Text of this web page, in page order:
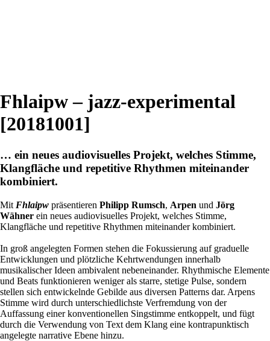
Fhlaipw – jazz-experimental
[20181001]
… ein neues audiovisuelles Projekt, welches Stimme,
Klangfläche und repetitive Rhythmen miteinander
kombiniert.
Mit Fhlaipw präsentieren Philipp Rumsch, Arpen und Jörg
Wähner ein neues audiovisuelles Projekt, welches Stimme,
Klangfläche und repetitive Rhythmen miteinander kombiniert.
In groß angelegten Formen stehen die Fokussierung auf graduelle
Entwicklungen und plötzliche Kehrtwendungen innerhalb
musikalischer Ideen ambivalent nebeneinander. Rhythmische Elemente
und Beats funktionieren weniger als starre, stetige Pulse, sondern
stellen sich entwickelnde Gebilde aus diversen Patterns dar. Arpens
Stimme wird durch unterschiedlichste Verfremdung von der
Auffassung einer konventionellen Singstimme entkoppelt, und fügt
durch die Verwendung von Text dem Klang eine kontrapunktisch
angelegte narrative Ebene hinzu.